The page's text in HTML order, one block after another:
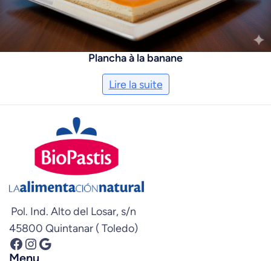
Plancha à la banane
Lire la suite
Pol. Ind. Alto del Losar, s/n
45800 Quintanar ( Toledo)
Facebook InstagramGoogle
Menu